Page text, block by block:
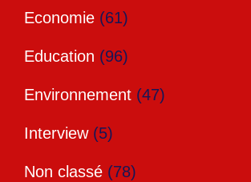
Economie (61)
Education (96)
Environnement (47)
Interview(5)
Non classé (78)